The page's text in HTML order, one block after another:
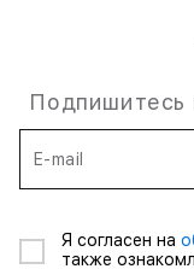
Подпишитесь
E-mail
Я согласен на
также